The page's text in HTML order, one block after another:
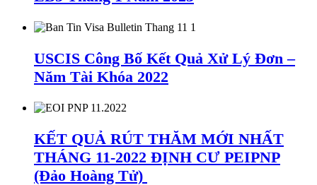
USCIS Công Bố Kết Quả Xử Lý Đơn –
Năm Tài Khóa 2022
KẾT QUẢ RÚT THĂM MỚI NHẤT
THÁNG 11-2022 ĐỊNH CƯ PEIPNP
(Đảo Hoàng Tử)